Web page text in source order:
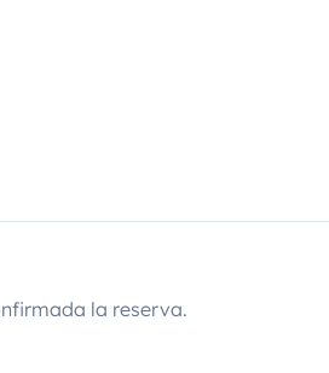
la reserva.